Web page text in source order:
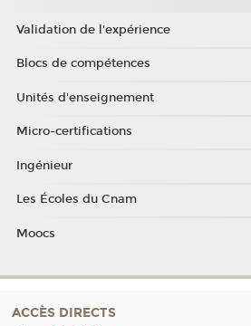
Validation de l'expérience
Blocs de compétences
Unités d'enseignement
Micro-certifications
Ingénieur
Les Écoles du Cnam
Moocs
ACCÈS DIRECTS